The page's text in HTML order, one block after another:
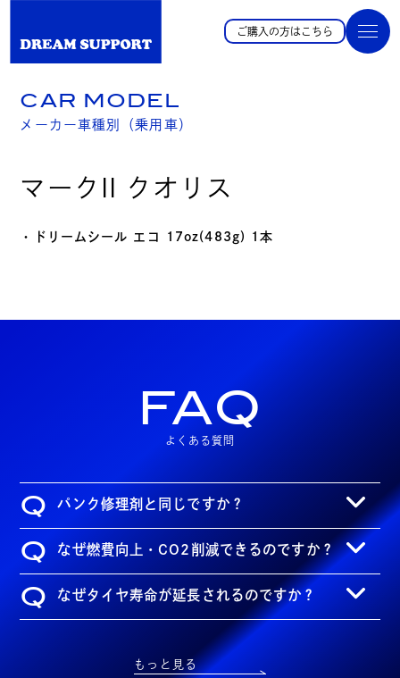
ご購入の方はこちら
CAR MODEL
メーカー車種別（乗用車）
マークII クオリス
・ドリームシール エコ 17oz(483g) 1本
FAQ
よくある質問
Q パンク修理剤と同じですか？
Q なぜ燃費向上・CO2削減できるのですか？
Q なぜタイヤ寿命が延長されるのですか？
もっと見る